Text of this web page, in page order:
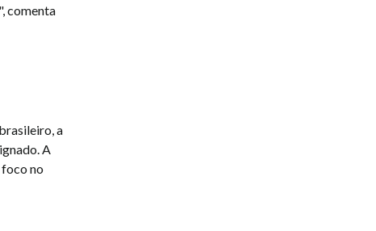
comenta
a
A
no